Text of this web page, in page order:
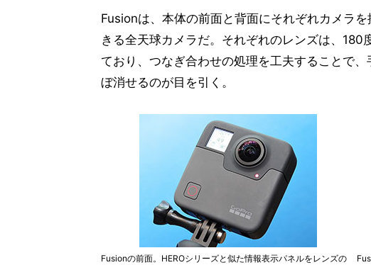
Fusionは、本体の前面と背面にそれぞれカメラ
きる全天球カメラだ。それぞれのレンズは、
ており、つなぎ合わせの処理を工夫することで
ぼ消せるのが目を引く。
Fusionの前面。HEROシリーズと似た情報表示パネルをレンズの